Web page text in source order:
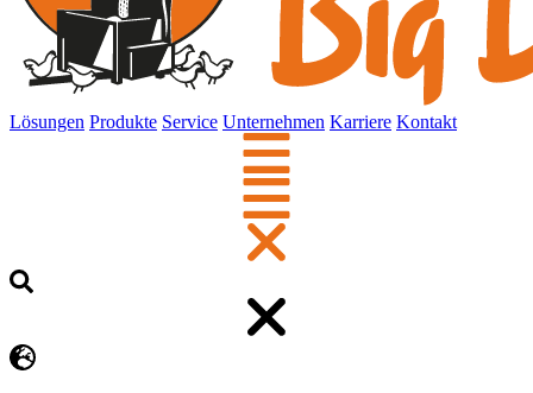
Lösungen Produkte Service Unternehmen Karriere Kontakt